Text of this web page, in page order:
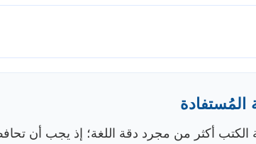
المُستفادة
الكتب أكثر من مجرد دقة اللغة؛ إذ يجب أن